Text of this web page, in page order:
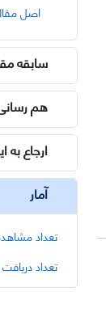
اصل
سابقه
هم
ارجاع به
آمار
تعداد
تعداد